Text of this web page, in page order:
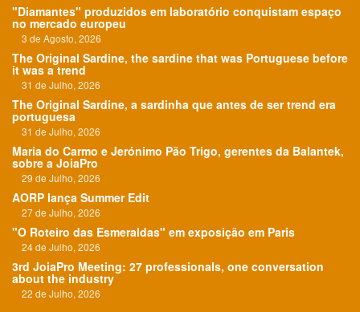
"Diamantes" produzidos em laboratório conquistam espaço
no mercado europeu
3 de Agosto, 2026
The Original Sardine, the sardine that was Portuguese before
it was a trend
31 de Julho, 2026
The Original Sardine, a sardinha que antes de ser trend era
portuguesa
31 de Julho, 2026
Maria do Carmo e Jerónimo Pão Trigo, gerentes da Balantek,
sobre a JoiaPro
29 de Julho, 2026
AORP lança Summer Edit
27 de Julho, 2026
"O Roteiro das Esmeraldas" em exposição em Paris
24 de Julho, 2026
3rd JoiaPro Meeting: 27 professionals, one conversation
about the industry
22 de Julho, 2026